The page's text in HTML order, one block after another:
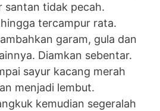
santan tidak pecah.
tercampur rata.
garam, gula dan
Diamkan sebentar.
sayur kacang merah
menjadi lembut.
kemudian segeralah